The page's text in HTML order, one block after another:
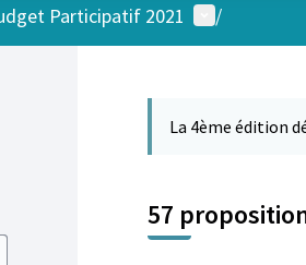
Participatif 2021 Menu
/
La 4ème édition
57